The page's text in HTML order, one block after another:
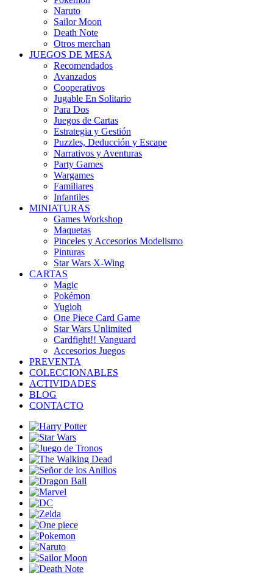
Naruto
Sailor Moon
Death Note
Otros merchan
JUEGOS DE MESA
Recomendados
Avanzados
Cooperativos
Jugable En Solitario
Para Dos
Juegos de Cartas
Estrategia y Gestión
Puzzles, Deducción y Escape
Narrativos y Aventuras
Party Games
Wargames
Familiares
Infantiles
MINIATURAS
Games Workshop
Maquetas
Pinceles y Accesorios Modelismo
Pinturas
Star Wars X-Wing
CARTAS
Magic
Pokémon
Yugioh
One Piece Card Game
Star Wars Unlimited
Cardfight!! Vanguard
Accesorios Juegos
PREVENTA
COLECCIONABLES
ACTIVIDADES
BLOG
CONTACTO